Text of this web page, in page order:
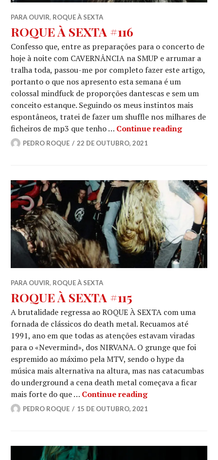
PARA OUVIR, ROQUE À SEXTA
ROQUE À SEXTA #116
Confesso que, entre as preparações para o concerto de
hoje à noite com CAVERNÂNCIA na SMUP e arrumar a
tralha toda, passou-me por completo fazer este artigo,
portanto o que nos apresento esta semana é um
colossal mindfuck de proporções dantescas e sem um
conceito estanque. Seguindo os meus instintos mais
espontâneos, tratei de fazer um shuffle nos milhares de
ficheiros de mp3 que tenho … Continue readingROQUE
PEDRO ROQUE 22 DE OUTUBRO, 2021
PARA OUVIR, ROQUE À SEXTA
ROQUE À SEXTA #115
A brutalidade regressa ao ROQUE À SEXTA com uma
fornada de clássicos do death metal. Recuamos até
1991, ano em que todas as atenções estavam viradas
para o «Nevermind», dos NIRVANA. O grunge que foi
espremido ao máximo pela MTV, sendo o hype da
música mais alternativa na altura, mas nas catacumbas
do underground a cena death metal começava a ficar
mais forte do que … Continue readingROQUE À SEXTA
PEDRO ROQUE 15 DE OUTUBRO, 2021